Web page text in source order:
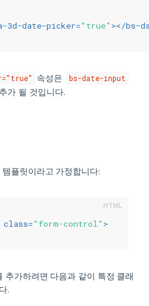
3d-date-picker="true" ></bs-
속성은 bs-date-input
가 될 것입니다.
템플릿이라고 가정합니다:
class="form-control" >
추가하려면 다음과 같이 특정 클래
.